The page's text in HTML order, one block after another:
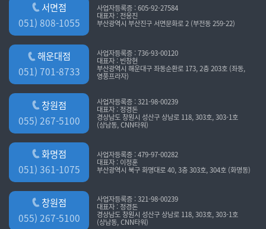
서면점
051) 808-1055
사업자등록증 : 605-92-27584
대표자 : 전응진
부산광역시 부산진구 서면문화로 2 (부전동 259-22)
해운대점
051) 701-8733
사업자등록증 : 736-93-00120
대표자 : 빈창현
부산광역시 해운대구 좌동순환로 173, 2층 203호 (좌동,
영풍프라자)
창원점
055) 267-5100
사업자등록증 : 321-98-00239
대표자 : 정경돈
경상남도 창원시 성산구 상남로 118, 303호, 303-1호
(상남동, CNN타워)
화명점
051) 361-1075
사업자등록증 : 479-97-00282
대표자 : 이정훈
부산광역시 북구 화명대로 40, 3층 303호, 304호 (화명동)
창원점
055) 267-5100
사업자등록증 : 321-98-00239
대표자 : 정경돈
경상남도 창원시 성산구 상남로 118, 303호, 303-1호
(상남동, CNN타워)